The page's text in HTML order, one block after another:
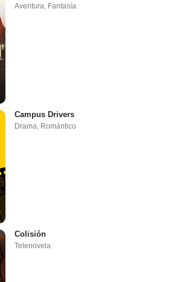
Aventura, Fantasía
Campus Drivers
Drama Romántico
Colisión
Telenovela